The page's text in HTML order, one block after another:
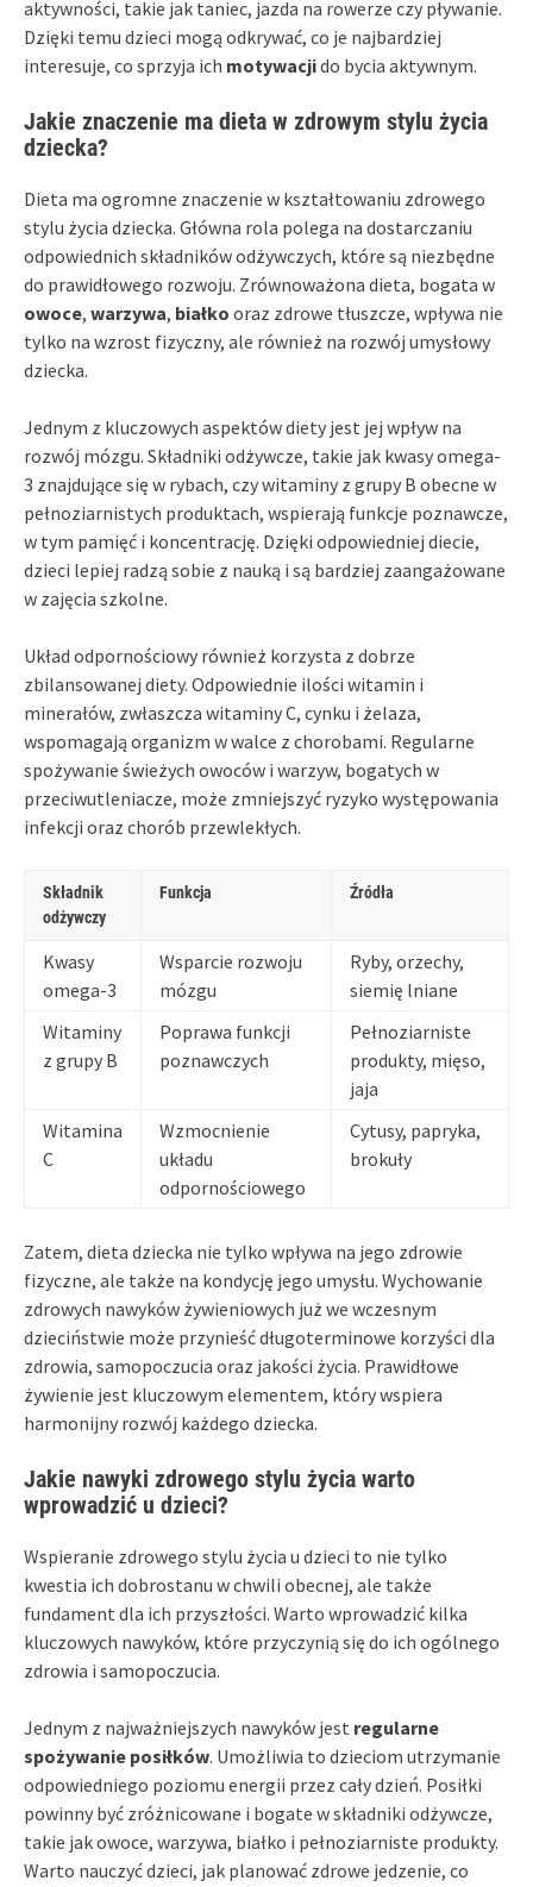
aktywności, takie jak taniec, jazda na rowerze czy pływanie.
Dzięki temu dzieci mogą odkrywać, co je najbardziej
interesuje, co sprzyja ich motywacjido bycia aktywnym.
Jakie znaczenie ma dieta w zdrowym stylu życia
dziecka?
Dieta ma ogromne znaczenie w kształtowaniu zdrowego
stylu życia dziecka. Główna rola polega na dostarczaniu
odpowiednich składników odżywczych, które są niezbędne
do prawidłowego rozwoju. Zrównoważona dieta, bogata w
owoce, warzywa, białko oraz zdrowe tłuszcze, wpływa nie
tylko na wzrost fizyczny, ale również na rozwój umysłowy
dziecka.
Jednym z kluczowych aspektów diety jest jej wpływ na
rozwój mózgu. Składniki odżywcze, takie jak kwasy omega-
3 znajdujące się w rybach, czy witaminy z grupy B obecne w
pełnoziarnistych produktach, wspierają funkcje poznawcze,
w tym pamięć i koncentrację. Dzięki odpowiedniej diecie,
dzieci lepiej radzą sobie z nauką i są bardziej zaangażowane
w zajęcia szkolne.
Układ odpornościowy również korzysta z dobrze
zbilansowanej diety. Odpowiednie ilości witamin i
minerałów, zwłaszcza witaminy C, cynku i żelaza,
wspomagają organizm w walce z chorobami. Regularne
spożywanie świeżych owoców i warzyw, bogatych w
przeciwutleniacze, może zmniejszyć ryzyko występowania
infekcji oraz chorób przewlekłych.
Składnik
odżywczy
Funkcja Źródła
Kwasy
omega-3
Wsparcie rozwoju
mózgu
Ryby, orzechy,
siemię lniane
Witaminy
z grupy B
Poprawa funkcji
poznawczych
Pełnoziarniste
produkty, mięso,
jaja
Witamina
C
Wzmocnienie
układu
odpornościowego
Cytusy, papryka,
brokuły
Zatem, dieta dziecka nie tylko wpływa na jego zdrowie
fizyczne, ale także na kondycję jego umysłu. Wychowanie
zdrowych nawyków żywieniowych już we wczesnym
dzieciństwie może przynieść długoterminowe korzyści dla
zdrowia, samopoczucia oraz jakości życia. Prawidłowe
żywienie jest kluczowym elementem, który wspiera
harmonijny rozwój każdego dziecka.
Jakie nawyki zdrowego stylu życia warto
wprowadzić u dzieci?
Wspieranie zdrowego stylu życia u dzieci to nie tylko
kwestia ich dobrostanu w chwili obecnej, ale także
fundament dla ich przyszłości. Warto wprowadzić kilka
kluczowych nawyków, które przyczynią się do ich ogólnego
zdrowia i samopoczucia.
Jednym z najważniejszych nawyków jest regularne
spożywanie posiłków. Umożliwia to dzieciom utrzymanie
odpowiedniego poziomu energii przez cały dzień. Posiłki
powinny być zróżnicowane i bogate w składniki odżywcze,
takie jak owoce, warzywa, białko i pełnoziarniste produkty.
Warto nauczyć dzieci, jak planować zdrowe jedzenie, co